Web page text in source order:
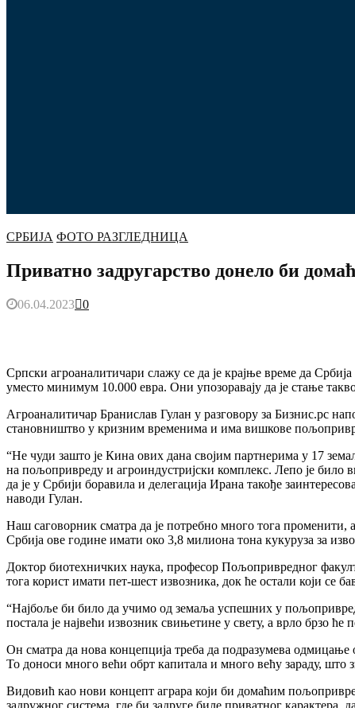
СРБИЈА ФОТО РАЗГЛЕДНИЦА
Приватно задругарство донело би
06.04.2023 0
Српски агроаналитичари слажу се да је крајње време да
уместо минимум 10.000 евра. Они упозоравају да је стање
Агроаналитичар Бранислав Гулан у разговору за Бизнис.рс
становништво у кризним временима и има вишкове
“Не чуди зашто је Кина ових дана својим партнерима у 17
на пољопривреду и агроиндустријски комплекс. Лепо је било
да је у Србији боравила и делегација Ирана такође
наводи Гулан.
Наш саговорник сматра да је потребно много тога
Србија ове године имати око 3,8 милиона тона кукуруза за
Доктор биотехничких наука, професор Пољопривредног
тога корист имати пет-шест извозника, док ће остали који се
“Најбоље би било да учимо од земаља успешних у
постала је највећи извозник свињетине у свету, а врло брзо
Он сматра да нова концепција треба да подразумева
То доноси много већи обрт капитала и много већу зараду, што
Видовић као нови концепт аграра који би домаћим
задружног система, где би задруге биле приватног карактера,